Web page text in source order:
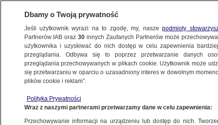
METEO
POLSKA
zwłaszcza dla najmłodszych. "Co zimę
mamy to samo"
Dbamy o Twoją prywatność
Jeśli użytkownik wyrazi na to zgodę, my, naszepodmioty
Partnerów IAB oraz30 innych Zaufanych Partnerów może
użytkownika i uzyskiwać do nich dostęp w celu zapewnienia
przeglądania. Odbywa się to poprzez przetwarzanie danych
przeglądania przechowywanych w plikach cookie. Użytkownik może
się przetwarzaniu w oparciu o uzasadniony interes w dowolnym
plików cookie i reklam”.
Polityka Prywatności
Wraz z naszymi partnerami przetwarzamy dane w celu zapewnienia:
Przechowywanie informacji na urządzeniu lub dostęp do nich.